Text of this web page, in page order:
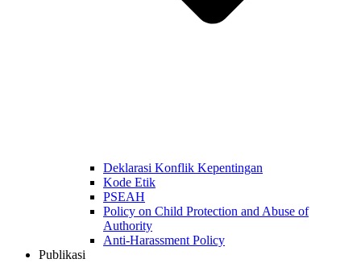
Deklarasi Konflik Kepentingan
Kode Etik
PSEAH
Policy on Child Protection and Abuse of
Authority
Anti-Harassment Policy
Publikasi